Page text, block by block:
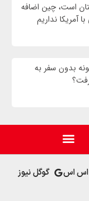
است، چین اضافه
آمریکا نداریم
بدون سفر به
اس اس گوگل نیوز